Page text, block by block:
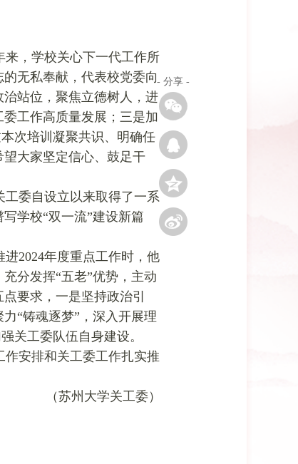
- 分享 -
来，学校关心下一代工作所
无私奉献，代表校党委向
站位，聚焦立德树人，进
工作高质量发展；三是加
次培训凝聚共识、明确任
大家坚定信心、鼓足干
工委自设立以来取得了一系
学校“双一流”建设新篇
2024年度重点工作时， 他
分发挥“五老”优势，主动
要求，一是坚持政治引
“铸魂逐梦”，深入开展理
关工委队伍自身建设。
安排和关工委工作扎实推
（苏州大学关工委）